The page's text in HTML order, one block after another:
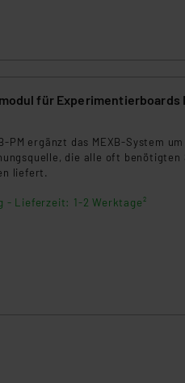
für Experimentierboards
PM ergänzt das MEXB-System
die alle oft benötigten
liefert.
- Lieferzeit: 1-2 Werktage²